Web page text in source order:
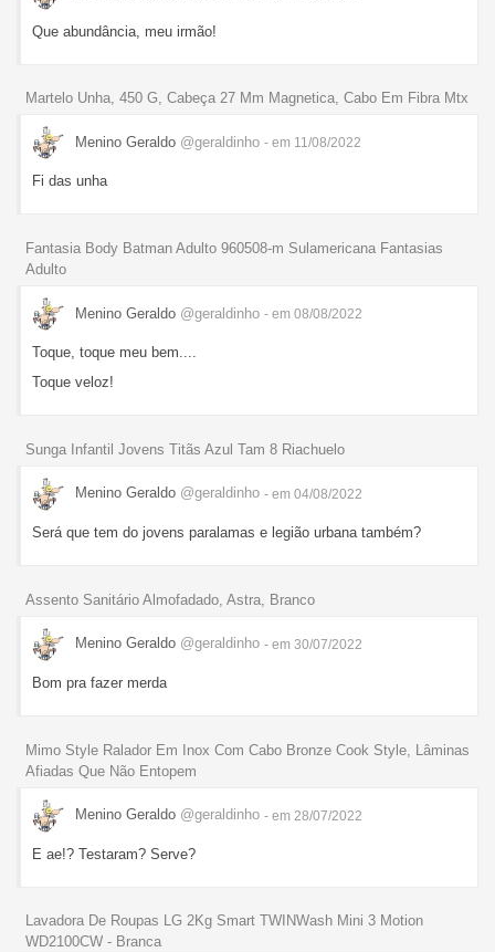
Que abundância, meu irmão!
Martelo Unha, 450 G, Cabeça 27 Mm Magnetica, Cabo Em Fibra Mtx
Menino Geraldo @geraldinho - em 11/08/2022
Fi das unha
Fantasia Body Batman Adulto 960508-m Sulamericana Fantasias
Adulto
Menino Geraldo @geraldinho - em 08/08/2022
Toque, toque meu bem....
Toque veloz!
Sunga Infantil Jovens Titãs Azul Tam 8 Riachuelo
Menino Geraldo @geraldinho - em 04/08/2022
Será que tem do jovens paralamas e legião urbana também?
Assento Sanitário Almofadado, Astra, Branco
Menino Geraldo @geraldinho - em 30/07/2022
Bom pra fazer merda
Mimo Style Ralador Em Inox Com Cabo Bronze Cook Style, Lâminas
Afiadas Que Não Entopem
Menino Geraldo @geraldinho - em 28/07/2022
E ae!? Testaram? Serve?
Lavadora De Roupas LG 2Kg Smart TWINWash Mini 3 Motion
WD2100CW - Branca